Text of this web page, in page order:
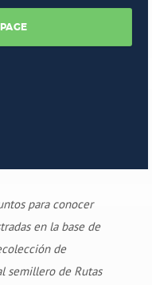
para conocer
en la base de
de
semillero de Rutas